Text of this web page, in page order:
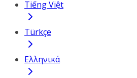
Tiếng Việt
Türkçe
Ελληνικά